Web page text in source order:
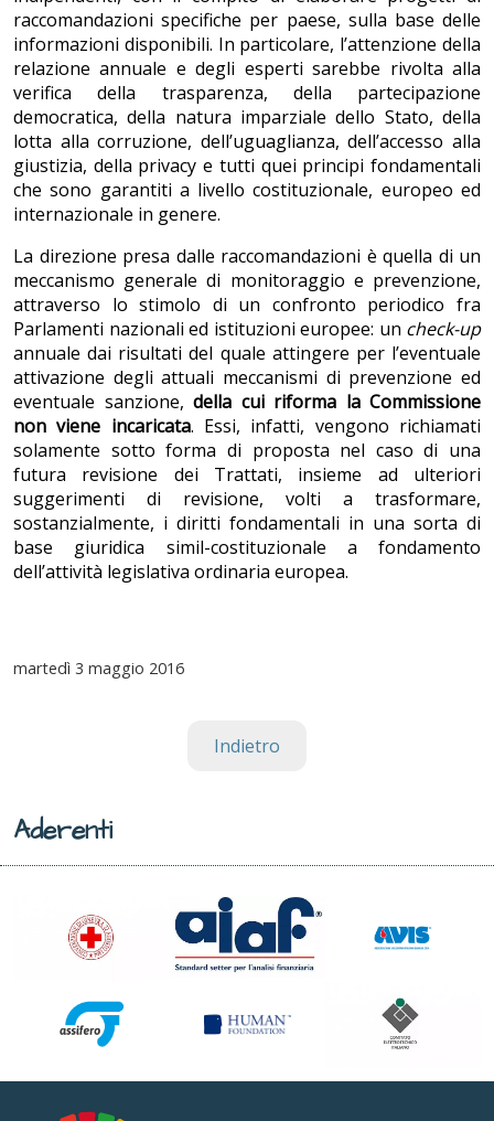
raccomandazioni specifiche per paese, sulla base delle
informazioni disponibili. In particolare, l’attenzione della
relazione annuale e degli esperti sarebbe rivolta alla
verifica della trasparenza, della partecipazione
democratica, della natura imparziale dello Stato, della
lotta alla corruzione, dell’uguaglianza, dell’accesso alla
giustizia, della privacy e tutti quei principi fondamentali
che sono garantiti a livello costituzionale, europeo ed
internazionale in genere.
La direzione presa dalle raccomandazioni è quella di un
meccanismo generale di monitoraggio e prevenzione,
attraverso lo stimolo di un confronto periodico fra
Parlamenti nazionali ed istituzioni europee: un check-up
annuale dai risultati del quale attingere per l’eventuale
attivazione degli attuali meccanismi di prevenzione ed
eventuale sanzione, della cui riforma la Commissione
non viene incaricata. Essi, infatti, vengono richiamati
solamente sotto forma di proposta nel caso di una
futura revisione dei Trattati, insieme ad ulteriori
suggerimenti di revisione, volti a trasformare,
sostanzialmente, i diritti fondamentali in una sorta di
base giuridica simil-costituzionale a fondamento
dell’attività legislativa ordinaria europea.
martedì 3 maggio 2016
Indietro
Aderenti